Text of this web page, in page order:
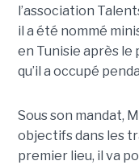
l’association
il a été nommé
en Tunisie après le
qu’il a occupé
Sous son mandat,
objectifs dans les
premier lieu, il va